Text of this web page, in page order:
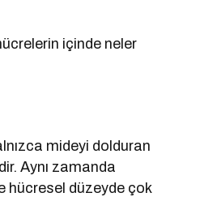
içinde neler
mideyi dolduran
Aynı zamanda
hücresel düzeyde çok